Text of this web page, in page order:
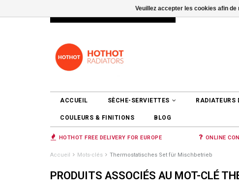
INFO@RADIATORS.SHOP SE CONNECTER
ACCUEIL SÈCHE-SERVIETTES RADIATEURS
COULEURS & FINITIONS BLOG
HOTHOT FREE DELIVERY FOR EUROPE ONLINE
Accueil Mots-clés Thermostatisches Set für Mischbetrieb
PRODUITS ASSOCIÉS AU MOT-CLÉ
Veuillez accepter les cookies afin